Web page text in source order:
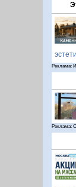
Реклама:
Реклама: